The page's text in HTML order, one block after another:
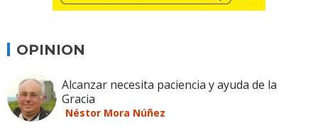
OPINION
Alcanzar necesita paciencia y ayuda de la
Gracia
Néstor Mora Núñez